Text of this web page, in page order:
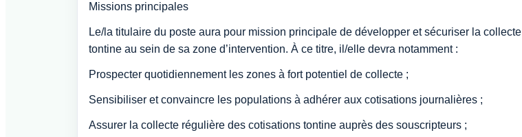
Missions principales
Le/la titulaire du poste aura pour mission principale de développer et sécuriser la
tontine au sein de sa zone d’intervention. À ce titre, il/elle devra notamment :
Prospecter quotidiennement les zones à fort potentiel de collecte ;
Sensibiliser et convaincre les populations à adhérer aux cotisations journalières ;
Assurer la collecte régulière des cotisations tontine auprès des souscripteurs ;